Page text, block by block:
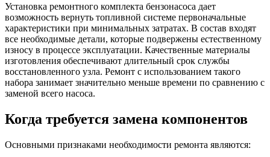
Установка ремонтного комплекта бензонасоса дает
возможность вернуть топливной системе первоначальные
характеристики при минимальных затратах. В состав входят
все необходимые детали, которые подвержены естественному
износу в процессе эксплуатации. Качественные материалы
изготовления обеспечивают длительный срок службы
восстановленного узла. Ремонт с использованием такого
набора занимает значительно меньше времени по сравнению с
заменой всего насоса.
Когда требуется замена компонентов
Основными признаками необходимости ремонта являются: